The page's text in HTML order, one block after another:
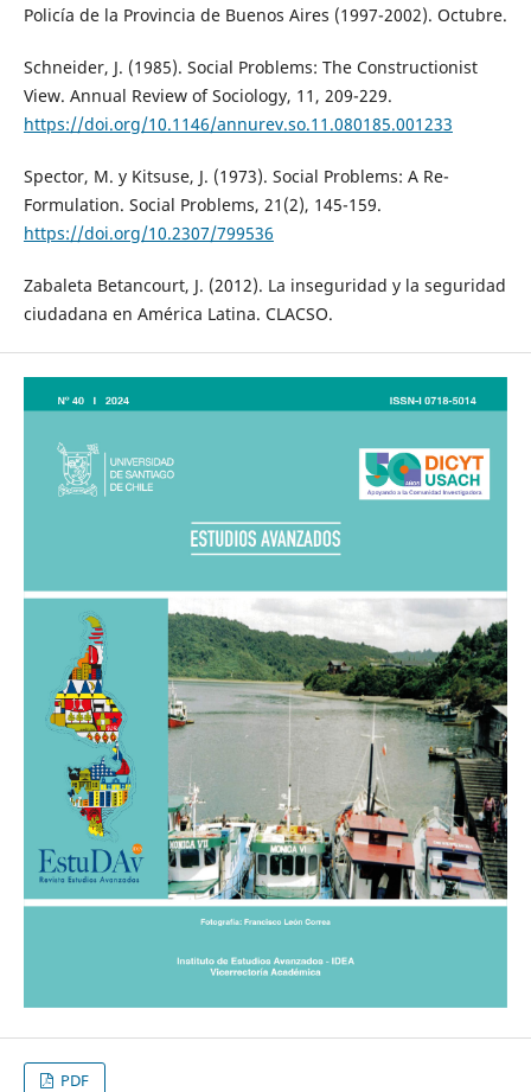
Policía de la Provincia de Buenos Aires (1997-2002). Octubre.
Schneider, J. (1985). Social Problems: The Constructionist
View. Annual Review of Sociology, 11, 209-229.
https://doi.org/10.1146/annurev.so.11.080185.001233
Spector, M. y Kitsuse, J. (1973). Social Problems: A Re-
Formulation. Social Problems, 21(2), 145-159.
https://doi.org/10.2307/799536
Zabaleta Betancourt, J. (2012). La inseguridad y la seguridad
ciudadana en América Latina. CLACSO.
PDF